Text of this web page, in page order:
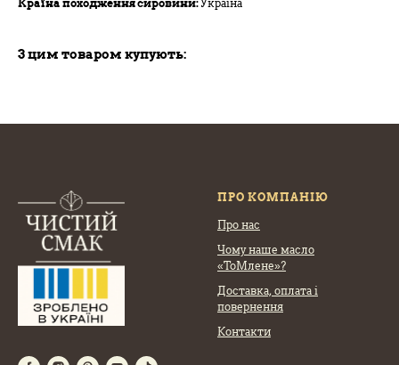
Країна походження сировини:Україна
З цим товаром купують:
ПРО КОМПАНІЮ
Про нас
Чому наше масло
«ТоМлене»?
Доставка, оплата і
повернення
Контакти